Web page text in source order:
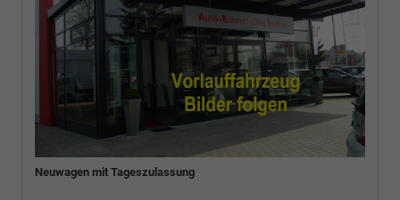
Neuwagen mit Tageszulassung